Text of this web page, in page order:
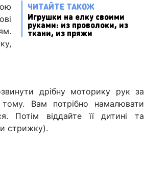
ЧИТАЙТЕ ТАКОЖ
Игрушки на елку своими
руками: из проволоки, из
ткани, из пряжи
дрібну моторику рук за
Вам потрібно намалювати
Потім віддайте її дитині та
стрижку).